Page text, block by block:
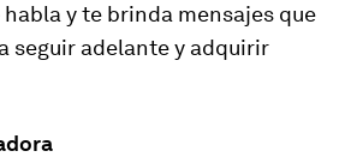
y te brinda mensajes que
seguir adelante y adquirir